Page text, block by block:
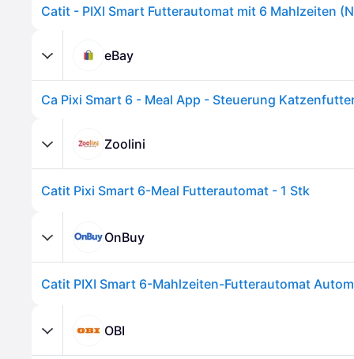
eBay
Zoolini
Catit Pixi Smart 6-Meal Futterautomat - 1 Stk
OnBuy
OBI